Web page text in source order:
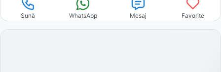
Sună WhatsApp Mesaj Favorite